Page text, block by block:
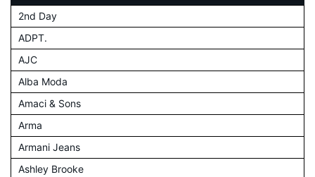
2nd Day
ADPT.
AJC
Alba Moda
Amaci & Sons
Arma
Armani Jeans
Ashley Brooke